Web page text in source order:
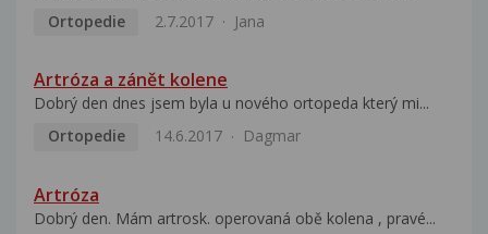
Ortopedie
2.7.2017 Jana
Artróza a zánět kolene
Dobrý den dnes jsem byla u nového ortopeda který mi...
Ortopedie
14.6.2017 Dagmar
Artróza
Dobrý den. Mám artrosk. operovaná obě kolena , pravé...